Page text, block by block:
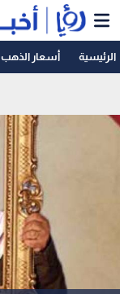
الرئيسية أسعار الذهب